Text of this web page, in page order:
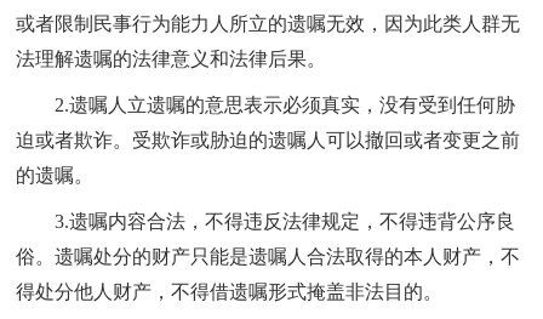
或者限制民事行为能力人所立的遗嘱无效，因为此类人群无
法理解遗嘱的法律意义和法律后果。
2.遗嘱人立遗嘱的意思表示必须真实，没有受到任何胁
迫或者欺诈。受欺诈或胁迫的遗嘱人可以撤回或者变更之前
的遗嘱。
3.遗嘱内容合法，不得违反法律规定，不得违背公序良
俗。遗嘱处分的财产只能是遗嘱人合法取得的本人财产，不
得处分他人财产，不得借遗嘱形式掩盖非法目的。